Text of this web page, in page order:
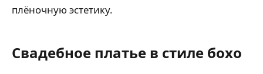
плёночную эстетику.
Свадебное платье в стиле бохо